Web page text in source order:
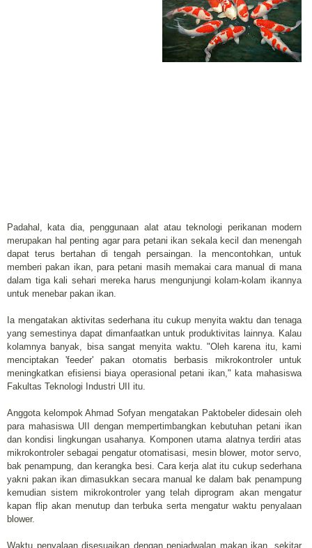
Padahal, kata dia, penggunaan alat atau teknologi perikanan modern
merupakan hal penting agar para petani ikan sekala kecil dan menengah
dapat terus bertahan di tengah persaingan. Ia mencontohkan, untuk
memberi pakan ikan, para petani masih memakai cara manual di mana
dalam tiga kali sehari mereka harus mengunjungi kolam-kolam ikannya
untuk menebar pakan ikan.
Ia mengatakan aktivitas sederhana itu cukup menyita waktu dan tenaga
yang semestinya dapat dimanfaatkan untuk produktivitas lainnya. Kalau
kolamnya banyak, bisa sangat menyita waktu. "Oleh karena itu, kami
menciptakan 'feeder' pakan otomatis berbasis mikrokontroler untuk
meningkatkan efisiensi biaya operasional petani ikan," kata mahasiswa
Fakultas Teknologi Industri UII itu.
Anggota kelompok Ahmad Sofyan mengatakan Paktobeler didesain oleh
para mahasiswa UII dengan mempertimbangkan kebutuhan petani ikan
dan kondisi lingkungan usahanya. Komponen utama alatnya terdiri atas
mikrokontroler sebagai pengatur otomatisasi, mesin blower, motor servo,
bak penampung, dan kerangka besi. Cara kerja alat itu cukup sederhana
yakni pakan ikan dimasukkan secara manual ke dalam bak penampung
kemudian sistem mikrokontroler yang telah diprogram akan mengatur
kapan flip akan menutup dan terbuka serta mengatur waktu penyalaan
blower.
Waktu penyalaan disesuaikan dengan penjadwalan makan ikan, sekitar